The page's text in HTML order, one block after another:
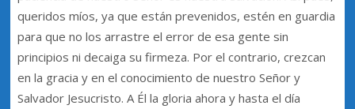
queridos míos, ya que están prevenidos, estén en guardia
para que no los arrastre el error de esa gente sin
principios ni decaiga su firmeza. Por el contrario, crezcan
en la gracia y en el conocimiento de nuestro Señor y
Salvador Jesucristo. A Él la gloria ahora y hasta el día